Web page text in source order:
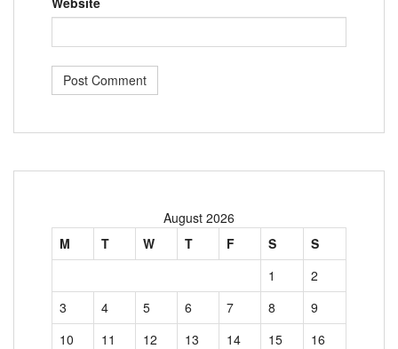
August 2026
M
T W T F S
S
1
2
3
4 5 6 7 8
9
10
11 12 13 14 15
16